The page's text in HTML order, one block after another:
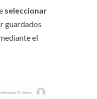
seleccionar
guardados
el